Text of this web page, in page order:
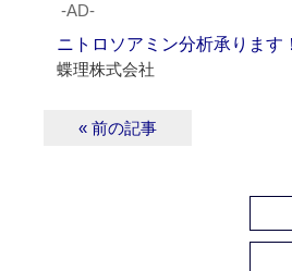
‐AD‐
ニトロソアミン分析承りま
蝶理株式会社
« 前の記事